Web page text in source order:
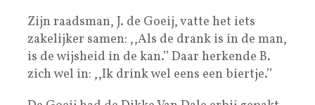
Zijn raadsman, J. de Goeij, vatte het iets
zakelijker samen: ,,Als de drank is in de man,
is de wijsheid in de kan.’’ Daar herkende B.
zich wel in: ,,Ik drink wel eens een biertje.’’